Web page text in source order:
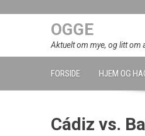
OGGE
Aktuelt om mye, og litt om
FORSIDE HJEM OG
Cádiz vs.